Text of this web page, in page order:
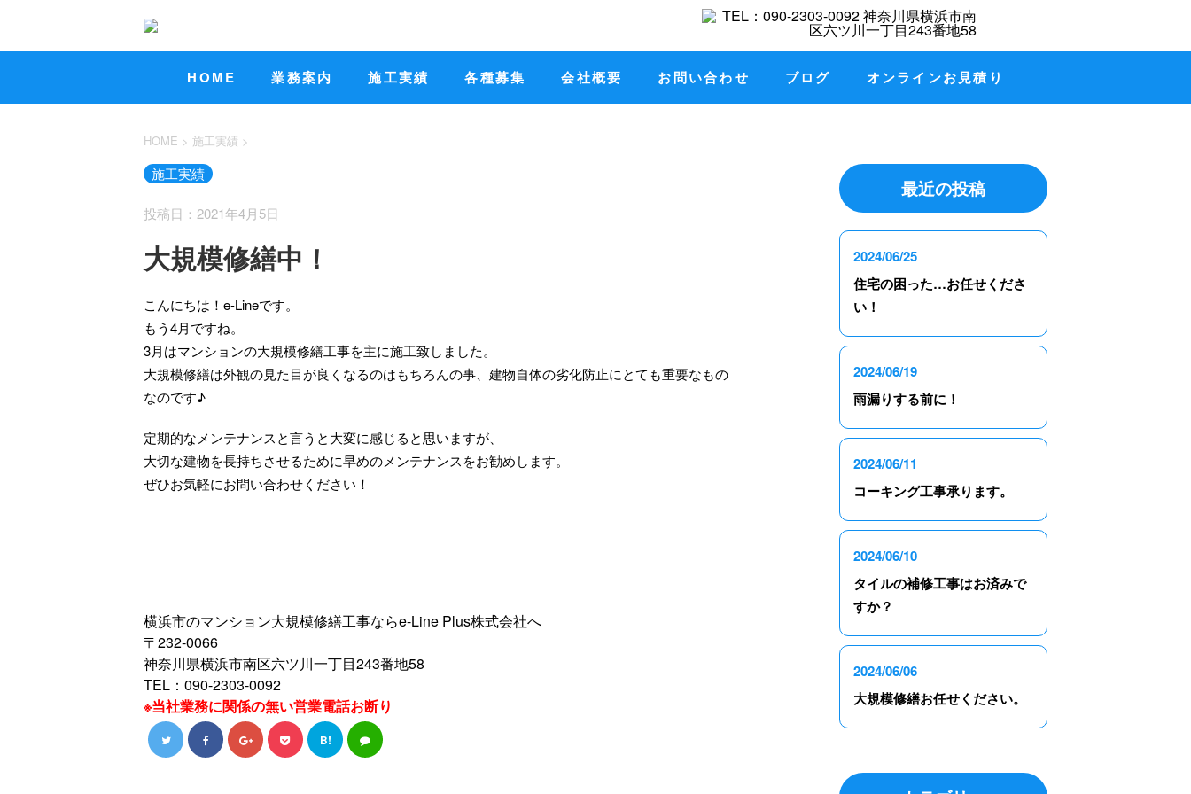
HOME 業務案内 施工実績 各種募集 会社概要 お問い合わせ ブログ オンラインお見積り
HOME > 施工実績 >
施工実績
投稿日：2021年4月5日
大規模修繕中！
こんにちは！e-Lineです。
もう4月ですね。
3月はマンションの大規模修繕工事を主に施工致しました。
大規模修繕は外観の見た目が良くなるのはもちろんの事、建物自体の劣化防止にとても重要なもの
なのです♪
定期的なメンテナンスと言うと大変に感じると思いますが、
大切な建物を長持ちさせるために早めのメンテナンスをお勧めします。
ぜひお気軽にお問い合わせください！
横浜市のマンション大規模修繕工事ならe-Line Plus株式会社へ
〒232-0066
神奈川県横浜市南区六ツ川一丁目243番地58
TEL：090-2303-0092
※当社業務に関係の無い営業電話お断り
B!
最近の投稿
2024/06/25
住宅の困った…お任せくださ
い！
2024/06/19
雨漏りする前に！
2024/06/11
コーキング工事承ります。
2024/06/10
タイルの補修工事はお済みで
すか？
2024/06/06
大規模修繕お任せください。